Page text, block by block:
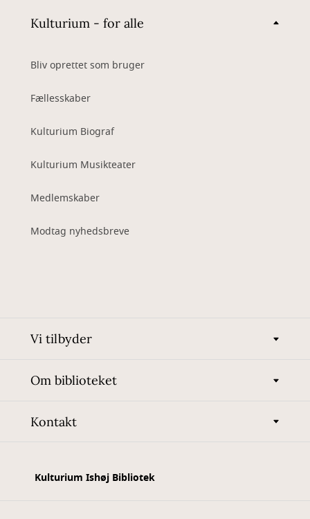
Kulturium - for alle
Bliv oprettet som bruger
Fællesskaber
Kulturium Biograf
Kulturium Musikteater
Medlemskaber
Modtag nyhedsbreve
Vi tilbyder
Om biblioteket
Kontakt
Kulturium Ishøj Bibliotek